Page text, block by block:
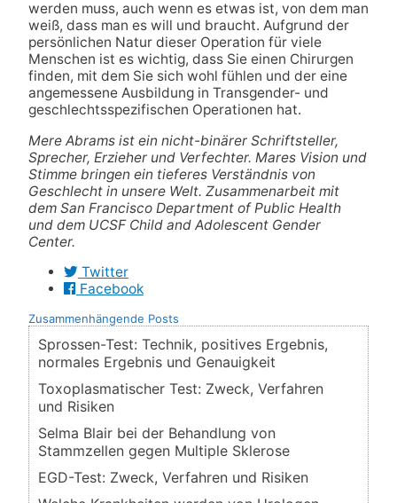
werden muss, auch wenn es etwas ist, von dem man
weiß, dass man es will und braucht. Aufgrund der
persönlichen Natur dieser Operation für viele
Menschen ist es wichtig, dass Sie einen Chirurgen
finden, mit dem Sie sich wohl fühlen und der eine
angemessene Ausbildung in Transgender- und
geschlechtsspezifischen Operationen hat.
Mere Abrams ist ein nicht-binärer Schriftsteller,
Sprecher, Erzieher und Verfechter. Mares Vision und
Stimme bringen ein tieferes Verständnis von
Geschlecht in unsere Welt. Zusammenarbeit mit
dem San Francisco Department of Public Health
und dem UCSF Child and Adolescent Gender
Center.
Twitter
Facebook
Zusammenhängende Posts
Sprossen-Test: Technik, positives Ergebnis,
normales Ergebnis und Genauigkeit
Toxoplasmatischer Test: Zweck, Verfahren
und Risiken
Selma Blair bei der Behandlung von
Stammzellen gegen Multiple Sklerose
EGD-Test: Zweck, Verfahren und Risiken